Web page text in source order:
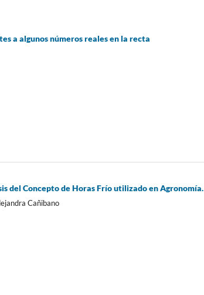
a algunos números reales en la recta
del Concepto de Horas Frío utilizado en Agronomía.
Cañibano